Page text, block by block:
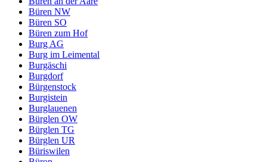
Büren NW
Büren SO
Büren zum Hof
Burg AG
Burg im Leimental
Burgäschi
Burgdorf
Bürgenstock
Burgistein
Burglauenen
Bürglen OW
Bürglen TG
Bürglen UR
Büriswilen